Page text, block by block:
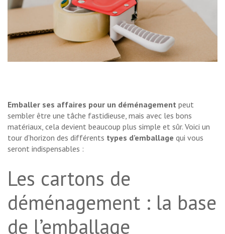
Emballer ses affaires pour un déménagement peut
sembler être une tâche fastidieuse, mais avec les bons
matériaux, cela devient beaucoup plus simple et sûr. Voici un
tour d’horizon des différents types d’emballage qui vous
seront indispensables :
Les cartons de
déménagement : la base
de l’emballage